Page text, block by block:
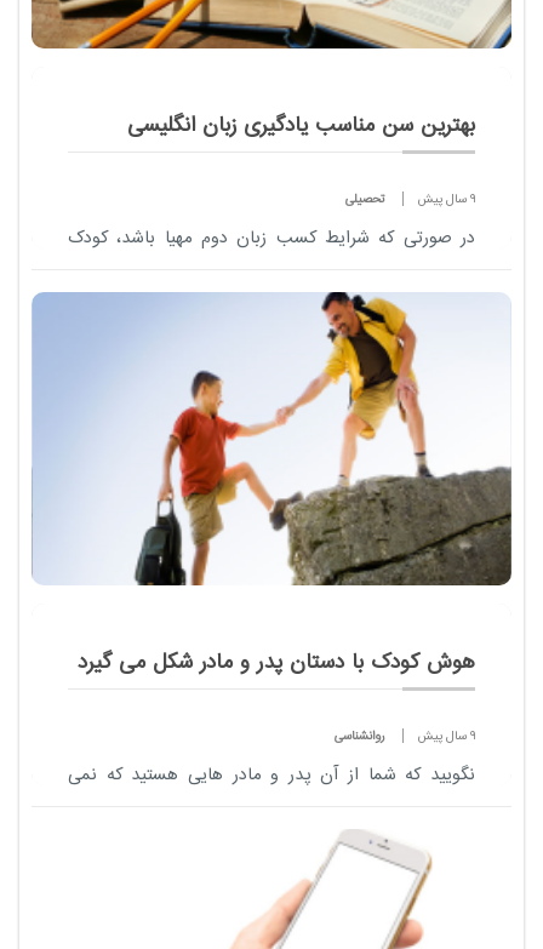
بهترین سن مناسب یادگیری زبان انگلیسی
9 سال پیش تحصیلی
در صورتی که شرایط کسب زبان دوم مهیا باشد، کودک
فرابگیرد؛ یعنی از ابتدای تولد تا سن 7 تا 8 سالگی
هوش کودک با دستان پدر و مادر شکل می گیرد
9 سال پیش روانشناسی
نگویید که شما از آن پدر و مادر هایی هستید که نمی